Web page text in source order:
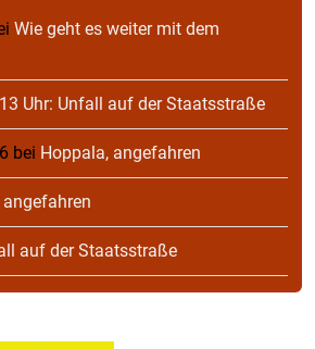
Wie geht es weiter mit dem
13 Uhr: Unfall auf der Staatsstraße
bei Hoppala, angefahren
auf der Staatsstraße